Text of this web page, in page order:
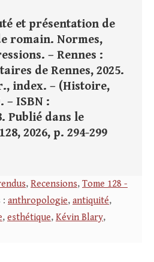
et présentation de
romain. Normes,
– Rennes :
de Rennes, 2025.
index. – (Histoire,
– ISBN :
Publié dans le
2026, p. 294-299
, Recensions, Tome 128 -
: anthropologie, antiquité,
, esthétique, Kévin Blary,